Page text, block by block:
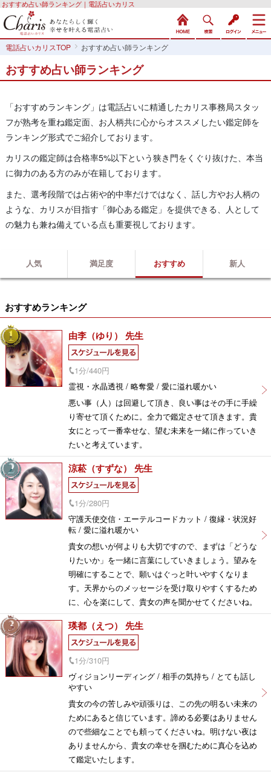
おすすめ占い師ランキング｜電話占いカリス
電話占いカリスTOP おすすめ占い師ランキング
おすすめ占い師ランキング
「おすすめランキング」は電話占いに精通したカリス事務局スタッ
フが熟考を重ね鑑定面、お人柄共に心からオススメしたい鑑定師を
ランキング形式でご紹介しております。
カリスの鑑定師は合格率5%以下という狭き門をくぐり抜けた、本当
に御力のある方のみが在籍しております。
また、選考段階では占術や的中率だけではなく、話し方やお人柄の
ような、カリスが目指す「御心ある鑑定」を提供できる、人として
の魅力も兼ね備えている点も重要視しております。
人気 満足度 おすすめ 新人
おすすめランキング
由李（ゆり） 先生
1分/440円
霊視・水晶透視 / 略奪愛 / 愛に溢れ暖かい
悪い事（人）は回避して頂き、良い事はその手に手繰
り寄せて頂くために。全力で鑑定させて頂きます。貴
女にとって一番幸せな、望む未来を一緒に作っていき
たいと考えています。
涼菘（すずな） 先生
1分/280円
守護天使交信・エーテルコードカット / 復縁・状況好
転 / 愛に溢れ暖かい
貴女の想いが何よりも大切ですので、まずは「どうな
りたいか」を一緒に言葉にしていきましょう。望みを
明確にすることで、願いはぐっと叶いやすくなりま
す。天界からのメッセージを受け取りやすくするため
に、心を楽にして、貴女の声を聞かせてくださいね。
瑛都（えつ） 先生
1分/310円
ヴィジョンリーディング / 相手の気持ち / とても話し
やすい
貴女の今の苦しみや頑張りは、この先の明るい未来の
ためにあると信じています。諦める必要はありません
ので些細なことでも頼ってくださいね。明けない夜は
ありませんから、貴女の幸せを掴むために真心を込め
て鑑定いたします。